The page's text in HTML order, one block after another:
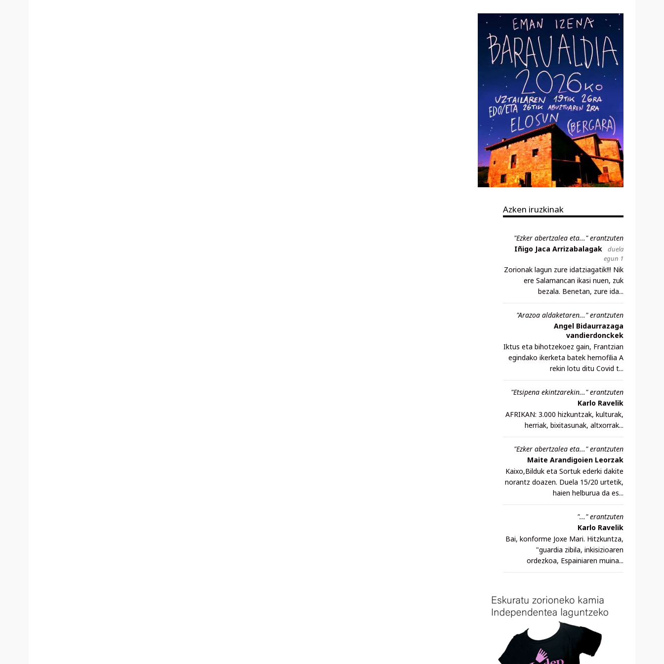
Azken iruzkinak
"Ezker abertzalea eta..." erantzuten
Iñigo Jaca Arrizabalagak
duela
egun 1
Zorionak lagun zure idatziagatik!!! Nik
ere Salamancan ikasi nuen, zuk
bezala. Benetan, zure ida...
"Arazoa aldaketaren..." erantzuten
Angel Bidaurrazaga
vandierdonckek
Iktus eta bihotzekoez gain, Frantzian
egindako ikerketa batek hemofilia A
rekin lotu ditu Covid t...
"Etsipena ekintzarekin..." erantzuten
Karlo Ravelik
AFRIKAN: 3.000 hizkuntzak, kulturak,
herriak, bixitasunak, altxorrak...
"Ezker abertzalea eta..." erantzuten
Maite Arandigoien Leorzak
Kaixo,Bilduk eta Sortuk ederki dakite
norantz doazen. Duela 15/20 urtetik,
haien helburua da es...
"..." erantzuten
Karlo Ravelik
Bai, konforme Joxe Mari. Hitzkuntza,
"guardia zibila, inkisizioaren
ordezkoa, Espainiaren muina...